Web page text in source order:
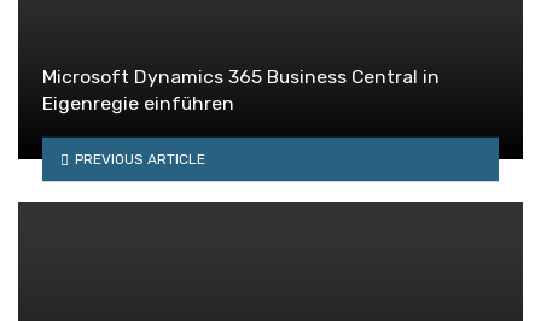
Microsoft Dynamics 365 Business Central in
Eigenregie einführen
PREVIOUS ARTICLE